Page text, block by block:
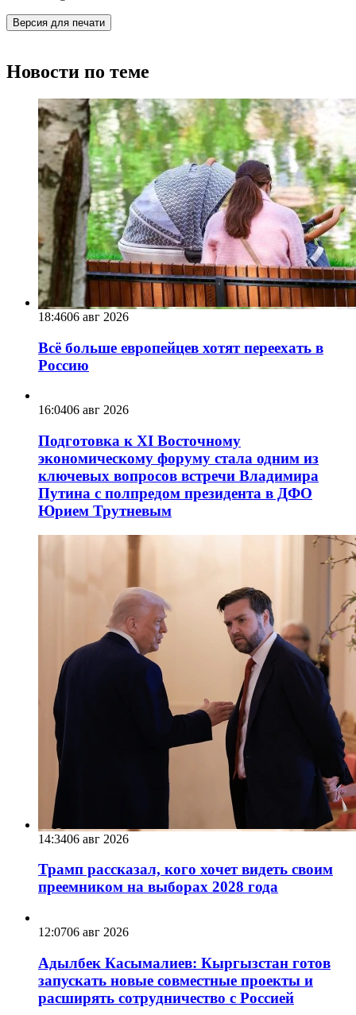
Версия для печати
Новости по теме
18:4606 авг 2026
Всё больше европейцев хотят переехать в
Россию
16:0406 авг 2026
Подготовка к XI Восточному
экономическому форуму стала одним из
ключевых вопросов встречи Владимира
Путина с полпредом президента в ДФО
Юрием Трутневым
14:3406 авг 2026
Трамп рассказал, кого хочет видеть своим
преемником на выборах 2028 года
12:0706 авг 2026
Адылбек Касымалиев: Кыргызстан готов
запускать новые совместные проекты и
расширять сотрудничество с Россией